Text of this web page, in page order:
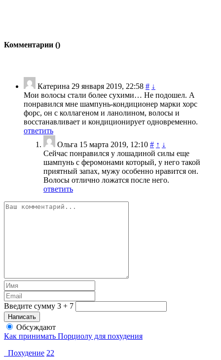
Комментарии ()
Катерина 29 января 2019, 22:58 # ↓
Мои волосы стали более сухими… Не подошел. А
понравился мне шампунь-кондиционер марки хорс
форс, он с коллагеном и ланолином, волосы и
восстанавливает и кондиционирует одновременно.
ответить
Ольга 15 марта 2019, 12:10 # ↑ ↓
Сейчас понравился у лошадиной силы еще
шампунь с феромонами который, у него такой
приятный запах, мужу особенно нравится он.
Волосы отлично ложатся после него.
ответить
Введите сумму 3 + 7
Обсуждают
Как принимать Порциолу для похудения
Похудение 22